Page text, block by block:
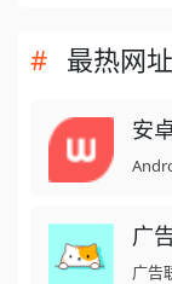
最热网址
安
广
广告